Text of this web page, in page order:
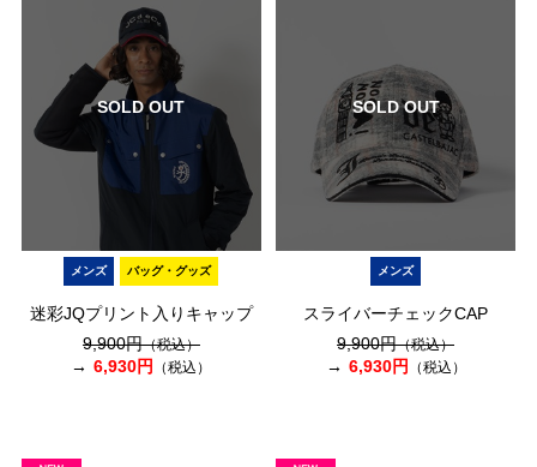
SOLD OUT
メンズ バッグ・グッズ
迷彩JQプリント入りキャップ
9,900円（税込）
6,930円 （税込）
SOLD OUT
メンズ
スライバーチェックCAP
9,900円（税込）
6,930円 （税込）